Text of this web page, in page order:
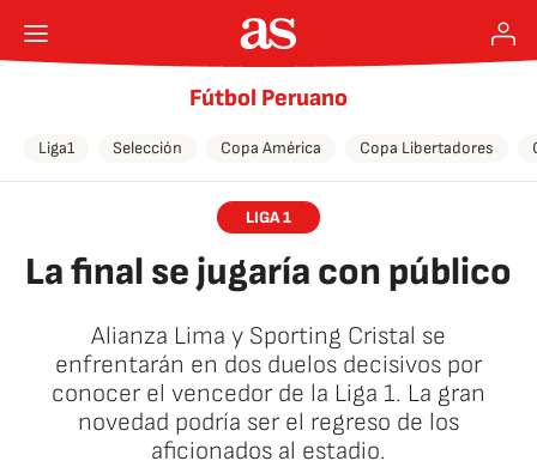
Fútbol Peruano
Liga1 Selección Copa América Copa Libertadores
LIGA 1
La final se jugaría con público
Alianza Lima y Sporting Cristal se
enfrentarán en dos duelos decisivos por
conocer el vencedor de la Liga 1. La gran
novedad podría ser el regreso de los
aficionados al estadio.